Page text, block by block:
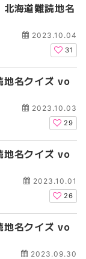
北海道難読地名
2023.10.04
31
地名クイズ vo
2023.10.03
29
地名クイズ vo
2023.10.01
26
地名クイズ vo
2023.09.30